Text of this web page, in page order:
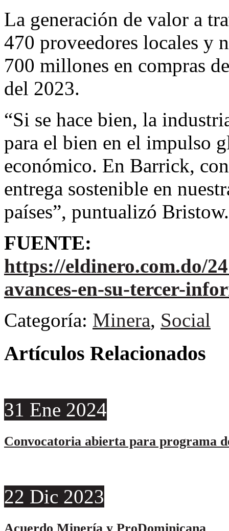
La generación de valor a
470 proveedores locales y
700 millones en compras
del 2023.
“Si se hace bien, la
para el bien en el impulso
económico. En Barrick,
entrega sostenible en
países”, puntualizó Bristow.
FUENTE:
https://eldinero.com.do/
avances-en-su-tercer-
Categoría: Minera, Social
Artículos Relacionados
31 Ene 2024
Convocatoria abierta para programa
22 Dic 2023
Acuerdo Minería y ProDominicana